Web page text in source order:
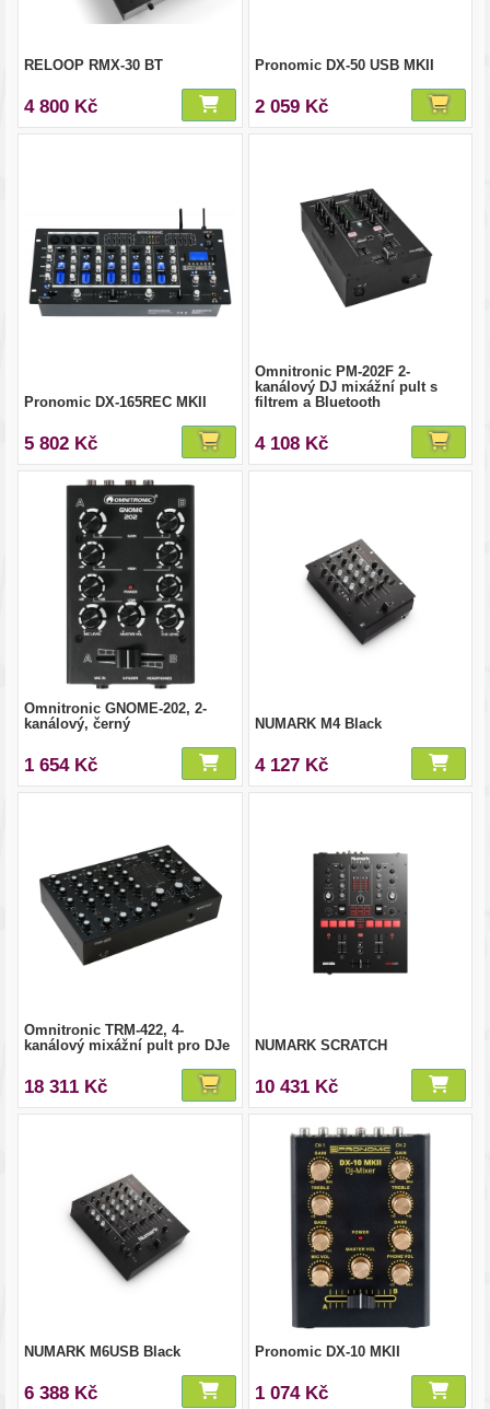
RELOOP RMX-30 BT
4 800 Kč
Pronomic DX-50 USB MKII
2 059 Kč
Pronomic DX-165REC MKII
5 802 Kč
Omnitronic PM-202F 2-
kanálový DJ mixážní pult s
filtrem a Bluetooth
4 108 Kč
Omnitronic GNOME-202, 2-
kanálový, černý
1 654 Kč
NUMARK M4 Black
4 127 Kč
Omnitronic TRM-422, 4-
kanálový mixážní pult pro DJe
18 311 Kč
NUMARK SCRATCH
10 431 Kč
NUMARK M6USB Black
6 388 Kč
Pronomic DX-10 MKII
1 074 Kč